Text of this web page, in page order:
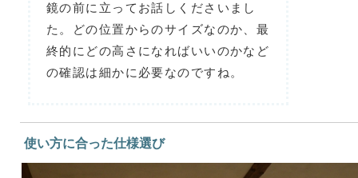
鏡の前に立ってお話しくださいまし
た。どの位置からのサイズなのか、最
終的にどの高さになればいいのかなど
の確認は細かに必要なのですね。
使い方に合った仕様選び